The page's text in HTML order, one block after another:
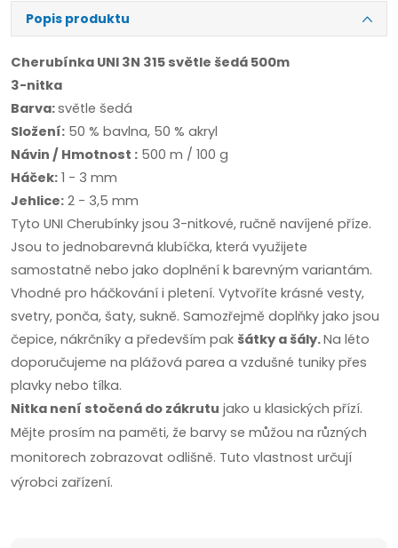
Popis produktu
Cherubínka UNI 3N 315 světle šedá 500m
3-nitka
Barva:světle šedá
Složení: 50 % bavlna, 50 % akryl
Návin / Hmotnost : 500 m / 100 g
Háček: 1 - 3 mm
Jehlice: 2 - 3,5 mm
Tyto UNI Cherubínky jsou 3-nitkové, ručně navíjené příze.
Jsou to jednobarevná klubíčka, která využijete
samostatně nebo jako doplnění k barevným variantám.
Vhodné pro háčkování i pletení. Vytvoříte krásné vesty,
svetry, ponča, šaty, sukně. Samozřejmě doplňky jako jsou
čepice, nákrčníky a především pak šátky a šály.Na léto
doporučujeme na plážová parea a vzdušné tuniky přes
plavky nebo tílka.
Nitka není stočená do zákrutu jako u klasických přízí.
Mějte prosím na paměti, že barvy se můžou na různých
monitorech zobrazovat odlišně. Tuto vlastnost určují
výrobci zařízení.